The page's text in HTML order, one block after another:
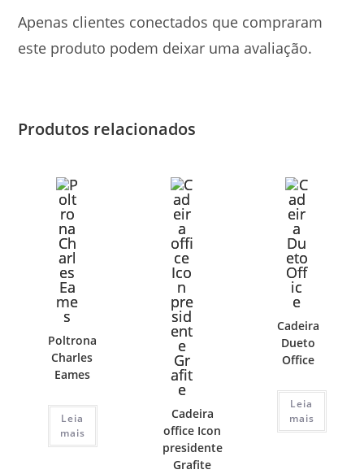
Apenas clientes conectados que compraram
este produto podem deixar uma avaliação.
Produtos relacionados
Poltrona
Charles
Eames
Leia
mais
Cadeira
office Icon
presidente
Grafite
Cadeira
Dueto
Office
Leia
mais